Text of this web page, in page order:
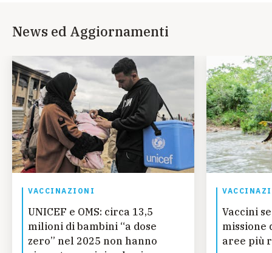
News ed Aggiornamenti
VACCINAZIONI
UNICEF e OMS: circa 13,5
milioni di bambini “a dose
zero” nel 2025 non hanno
Vaccini
missione
aree più